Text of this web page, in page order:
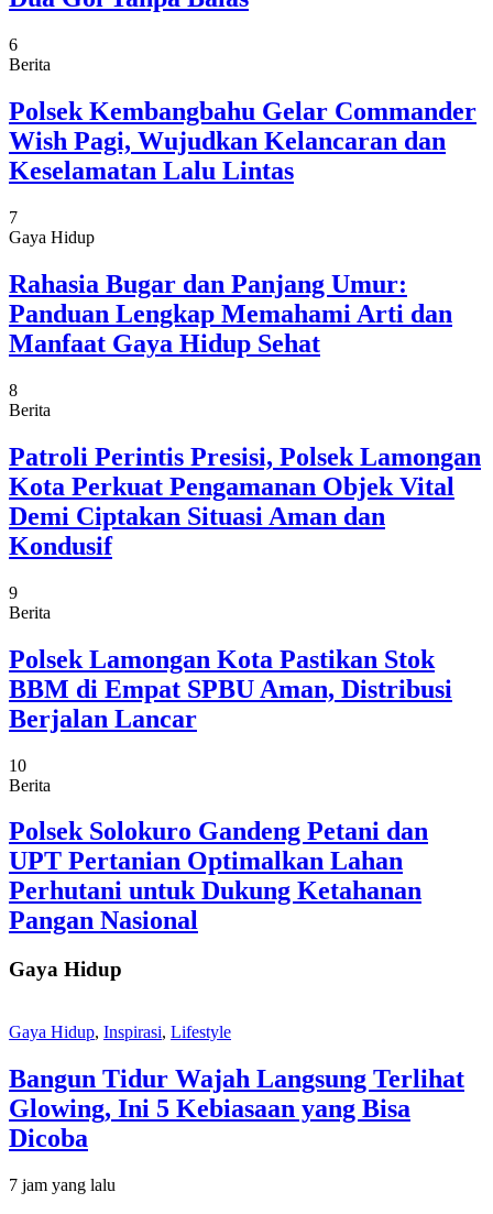
6
Berita
Polsek Kembangbahu Gelar Commander
Wish Pagi, Wujudkan Kelancaran dan
Keselamatan Lalu Lintas
7
Gaya Hidup
Rahasia Bugar dan Panjang Umur:
Panduan Lengkap Memahami Arti dan
Manfaat Gaya Hidup Sehat
8
Berita
Patroli Perintis Presisi, Polsek Lamongan
Kota Perkuat Pengamanan Objek Vital
Demi Ciptakan Situasi Aman dan
Kondusif
9
Berita
Polsek Lamongan Kota Pastikan Stok
BBM di Empat SPBU Aman, Distribusi
Berjalan Lancar
10
Berita
Polsek Solokuro Gandeng Petani dan
UPT Pertanian Optimalkan Lahan
Perhutani untuk Dukung Ketahanan
Pangan Nasional
Gaya Hidup
Gaya Hidup, Inspirasi, Lifestyle
Bangun Tidur Wajah Langsung Terlihat
Glowing, Ini 5 Kebiasaan yang Bisa
Dicoba
7 jam yang lalu